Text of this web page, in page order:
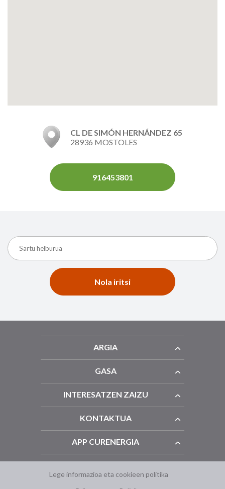
CL DE SIMÓN HERNÁNDEZ 65
28936 MOSTOLES
916453801
Nola iritsi
ARGIA
GASA
INTERESATZEN ZAIZU
KONTAKTUA
APP CURENERGIA
Lege informazioa eta cookieen politika